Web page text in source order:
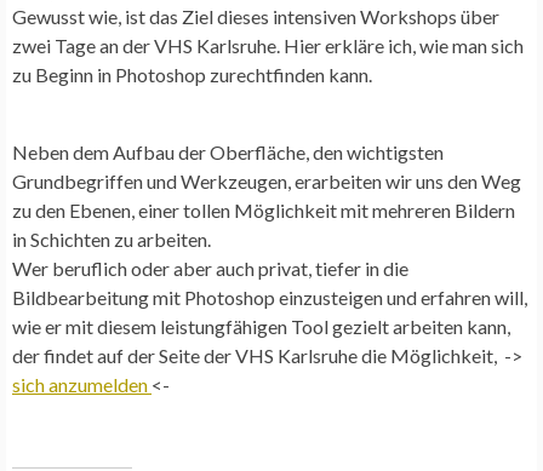
Gewusst wie, ist das Ziel dieses intensiven Workshops über
zwei Tage an der VHS Karlsruhe. Hier erkläre ich, wie man sich
zu Beginn in Photoshop zurechtfinden kann.
Neben dem Aufbau der Oberfläche, den wichtigsten
Grundbegriffen und Werkzeugen, erarbeiten wir uns den Weg
zu den Ebenen, einer tollen Möglichkeit mit mehreren Bildern
in Schichten zu arbeiten.
Wer beruflich oder aber auch privat, tiefer in die
Bildbearbeitung mit Photoshop einzusteigen und erfahren will,
wie er mit diesem leistungfähigen Tool gezielt arbeiten kann,
der findet auf der Seite der VHS Karlsruhe die Möglichkeit, ->
sich anzumelden <-